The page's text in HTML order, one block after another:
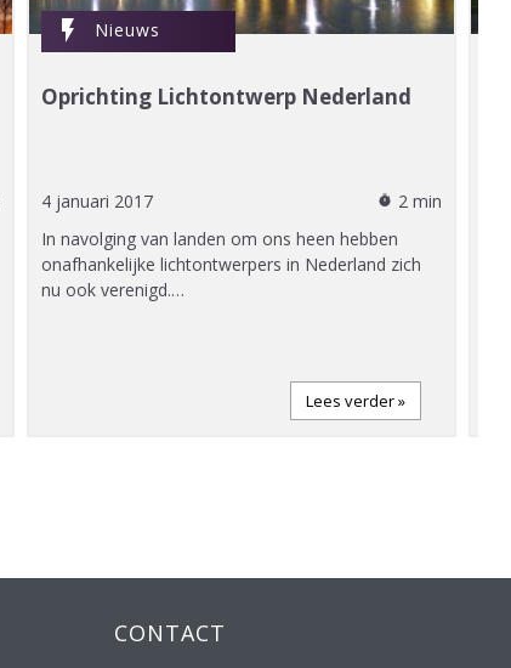
flash_on Nieuws
Oprichting Lichtontwerp Nederland
4 januari 2017 timer 2 min
In navolging van landen om ons heen hebben
onafhankelijke lichtontwerpers in Nederland zich
nu ook verenigd.…
Lees verder »
CONTACT